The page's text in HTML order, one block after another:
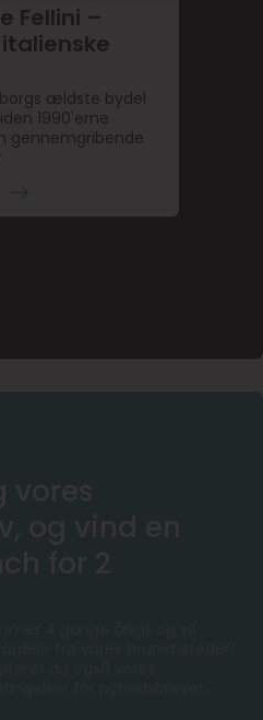
Fellini –
ældste bydel
1990'erne
gennemgribende